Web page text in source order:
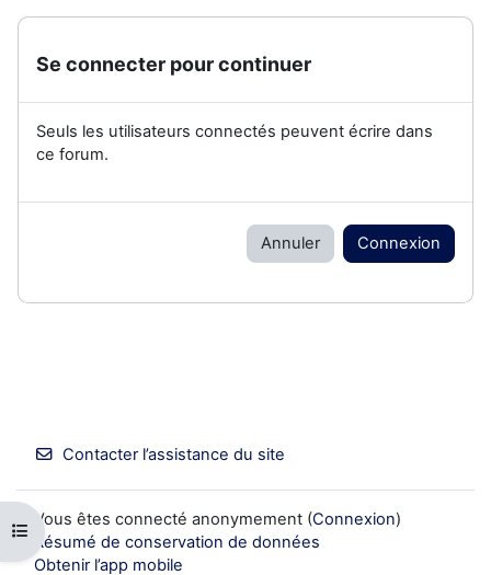
Ouvrir l’index du cours
Se connecter pour continuer
Seuls les utilisateurs connectés peuvent écrire dans
ce forum.
Annuler Connexion
Contacter l’assistance du site
Vous êtes connecté anonymement (Connexion)
Résumé de conservation de données
Obtenir l’app mobile